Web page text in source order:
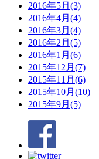
2016年5月(3)
2016年4月(4)
2016年3月(4)
2016年2月(5)
2016年1月(6)
2015年12月(7)
2015年11月(6)
2015年10月(10)
2015年9月(5)